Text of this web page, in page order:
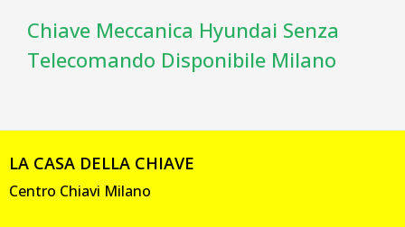
Chiave Meccanica Hyundai Senza
Telecomando Disponibile Milano
LA CASA DELLA CHIAVE
Centro Chiavi Milano